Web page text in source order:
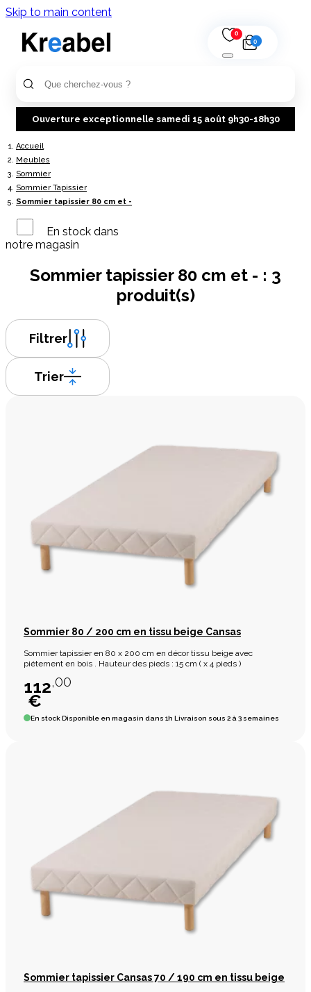
Skip to main content
0
0
Ouverture exceptionnelle samedi 15 août 9h30-18h30
Accueil
Meubles
Sommier
Sommier Tapissier
Sommier tapissier 80 cm et -
En stock dans
notre magasin
Sommier tapissier 80 cm et - : 3
produit(s)
Filtrer
Trier
Sommier 80 / 200 cm en tissu beige Cansas
Sommier tapissier en 80 x 200 cm en décor tissu beige avec
piétement en bois . Hauteur des pieds : 15 cm ( x 4 pieds )
112,00
€
En stockDisponible en magasin dans 1h Livraison sous 2 à 3 semaines
Sommier tapissier Cansas 70 / 190 cm en tissu beige